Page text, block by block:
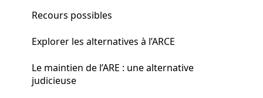
Recours possibles
Explorer les alternatives à l’ARCE
Le maintien de l’ARE : une alternative
judicieuse